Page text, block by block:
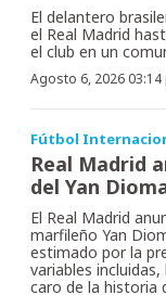
El delantero
el Real Madrid
el club en un
Agosto 6, 2026 03:14
Fútbol
Real Madrid
del Yan
El Real Madrid
marfileño Yan
estimado por la
variables
caro de la historia